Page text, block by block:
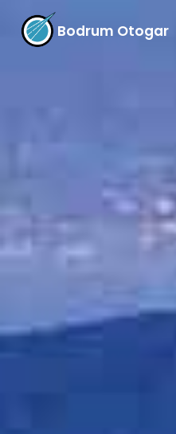
Bodrum Otogar